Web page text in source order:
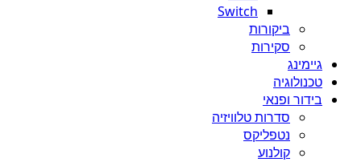
Switch
ביקורות
סקירות
גיימינג
טכנולוגיה
בידור ופנאי
סדרות טלוויזיה
נטפליקס
קולנוע